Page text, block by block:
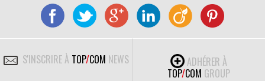
S'INSCRIRE À TOP/COM NEWS
ADHÉRER À
TOP/COM GROUP